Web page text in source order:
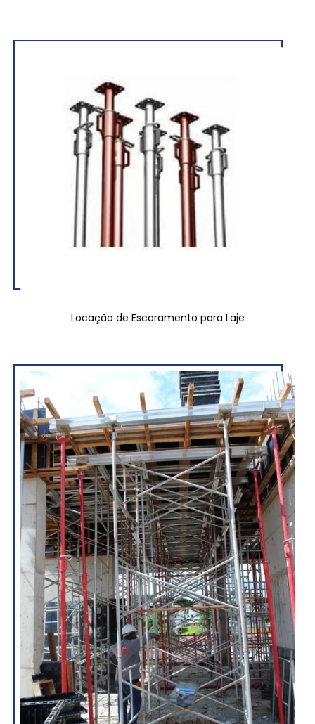
Locação de Escoramento para Laje